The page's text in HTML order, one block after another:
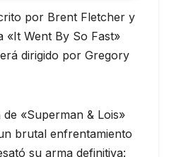
por Brent Fletcher y
«It Went By So Fast»
dirigido por Gregory
«Superman & Lois»
brutal enfrentamiento
su arma definitiva: